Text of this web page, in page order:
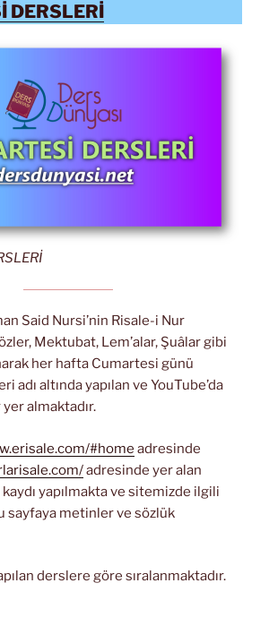
DERSLERİ
Said Nursi’nin Risale-i Nur
Mektubat, Lem’alar, Şuâlar gibi
her hafta Cumartesi günü
adı altında yapılan ve YouTube’da
almaktadır.
#home adresinde
adresinde yer alan
yapılmakta ve sitemizde ilgili
sayfaya metinler ve sözlük
derslere göre sıralanmaktadır.